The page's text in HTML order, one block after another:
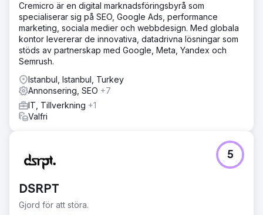
Cremicro är en digital marknadsföringsbyrå som
specialiserar sig på SEO, Google Ads, performance
marketing, sociala medier och webbdesign. Med globala
kontor levererar de innovativa, datadrivna lösningar som
stöds av partnerskap med Google, Meta, Yandex och
Semrush.
Istanbul, Istanbul, Turkey
Annonsering, SEO +7
IT, Tillverkning +1
Valfri
DSRPT
Gjord för att störa.
5